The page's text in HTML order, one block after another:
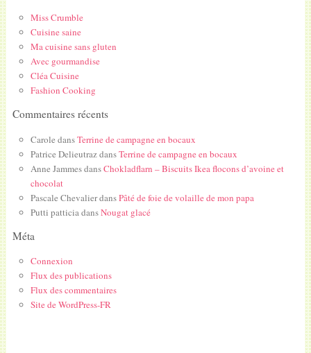
Miss Crumble
Cuisine saine
Ma cuisine sans gluten
Avec gourmandise
Cléa Cuisine
Fashion Cooking
Commentaires récents
Carole dansTerrine de campagne en bocaux
Patrice DelieutrazdansTerrine de campagne en bocaux
Anne JammesdansChokladflarn – Biscuits Ikea flocons d’avoine et
chocolat
Pascale ChevalierdansPâté de foie de volaille de mon papa
Putti patticia dansNougat glacé
Méta
Connexion
Flux des publications
Flux des commentaires
Site de WordPress-FR